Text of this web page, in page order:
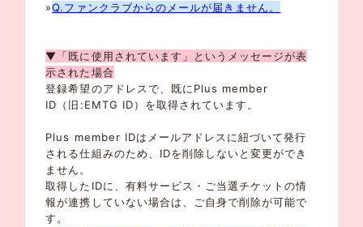
»Q.ファンクラブからのメールが届きません。
▼「既に使用されています」というメッセージが表
示された場合
登録希望のアドレスで、既にPlus member
ID（旧:EMTG ID）を取得されています。
Plus member IDはメールアドレスに紐づいて発行
される仕組みのため、IDを削除しないと変更ができ
ません。
取得したIDに、有料サービス・ご当選チケットの情
報が連携していない場合は、ご自身で削除が可能で
す。